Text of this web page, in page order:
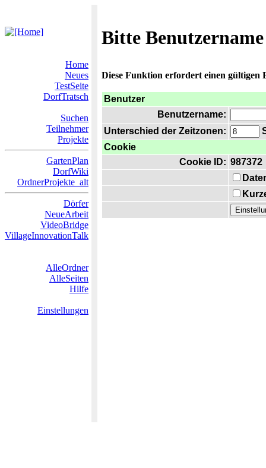
Bitte
Home
Neues
TestSeite
DorfTratsch
Suchen
Teilnehmer
Projekte
GartenPlan
DorfWiki
OrdnerProjekte_alt
Dörfer
NeueArbeit
VideoBridge
VillageInnovationTalk
AlleOrdner
AlleSeiten
Hilfe
Einstellungen
Diese Funktion erfordert einen gültigen
Benutzer
Benutzername:
Unterschied der Zeitzonen:
Cookie
Cookie ID: 987372